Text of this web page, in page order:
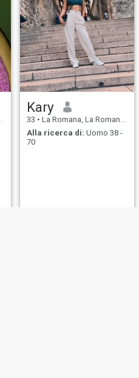
Kary
33 • La Romana, La Romana, Rep. Dominicana
Alla ricerca di: Uomo 38 -
70